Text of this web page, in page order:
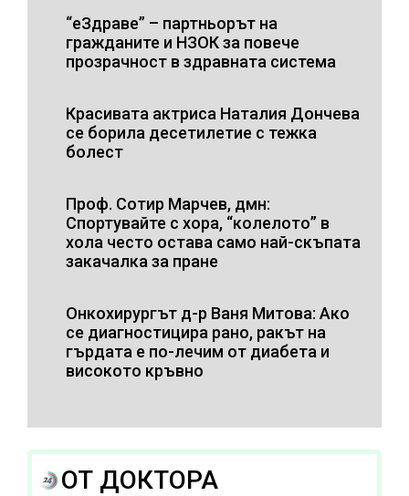
“еЗдраве” – партньорът на
гражданите и НЗОК за повече
прозрачност в здравната система
Красивата актриса Наталия Дончева
се борила десетилетие с тежка
болест
Проф. Сотир Марчев, дмн:
Спортувайте с хора, “колелото” в
хола често остава само най-скъпата
закачалка за пране
Онкохирургът д-р Ваня Митова: Ако
се диагностицира рано, ракът на
гърдата е по-лечим от диабета и
високото кръвно
ОТ ДОКТОРА